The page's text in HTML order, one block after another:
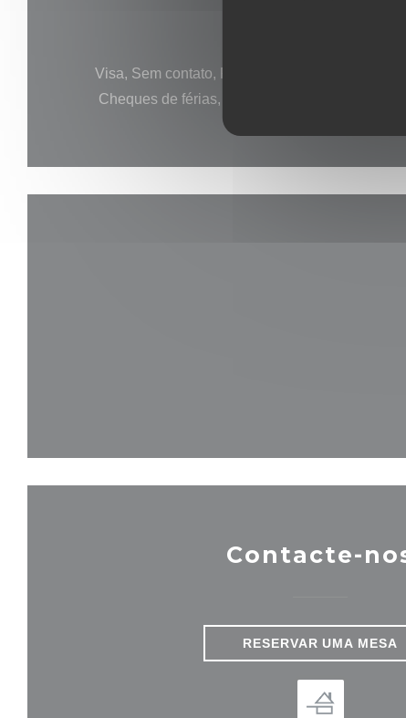
Visa, Sem contato, Pagamento móvel,
Cheques de férias, Cartão Azul, Apple Pay,
Contacte-
RESERVAR UMA MESA